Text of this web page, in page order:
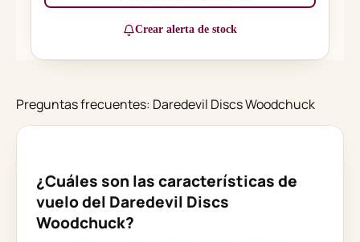
Crear alerta de stock
Preguntas frecuentes: Daredevil Discs Woodchuck
¿Cuáles son las características de
vuelo del Daredevil Discs
Woodchuck?